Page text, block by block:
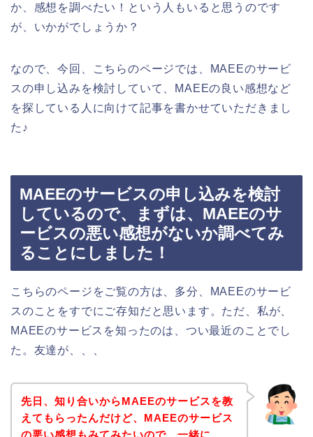
か、感想を調べたい！という人もいると思うのです
が、いかがでしょうか？
なので、今回、こちらのページでは、MAEEのサービ
スの申し込みを検討していて、MAEEの良い感想など
を探している人に向けて記事を書かせていただきまし
た♪
MAEEのサービスの申し込みを検討
しているので、まずは、MAEEのサ
ービスの悪い感想がないか調べてみ
ることにしました！
こちらのページをご覧の方は、多分、MAEEのサービ
スのことをすでにご存知だと思います。ただ、私が、
MAEEのサービスを知ったのは、つい最近のことでし
た。友達が、、、
先日、知り合いからMAEEのサービスを教
えてもらったんだけど、MAEEのサービス
の悪い感想もみてみたいので、一緒に、